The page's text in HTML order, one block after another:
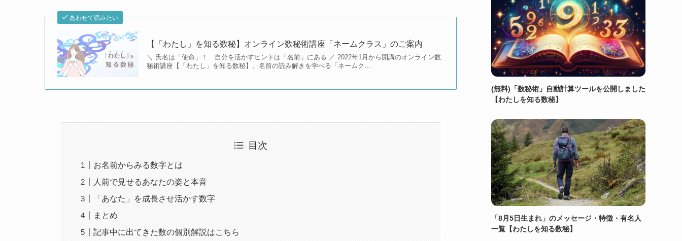
あわせて読みたい
【「わたし」を知る数秘】オンライン数秘術講座「ネームクラス」のご案内
＼ 氏名は「使命」！ 自分を活かすヒントは「名前」にある ／ 2022年1月から開講のオンライン数
秘術講座【「わたし」を知る数秘】。名前の読み解きを学べる「ネームク…
目次
お名前からみる数字とは
人前で見せるあなたの姿と本音
「あなた」を成長させ活かす数字
まとめ
記事中に出てきた数の個別解説はこちら
(無料)「数秘術」自動計算ツールを公開しました
【わたしを知る数秘】
「8月5日生まれ」のメッセージ・特徴・有名人
一覧【わたしを知る数秘】